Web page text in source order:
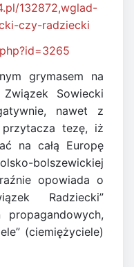
132872,wglad-
czy-radziecki
grymasem na
Sowiecki
nawet z
przytacza tezę, iż
na całą Europę
bolszewickiej
opowiada o
Radziecki”
(ciemiężyciele)